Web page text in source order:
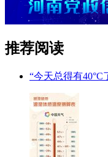
推荐阅读
“今天总得有40°C